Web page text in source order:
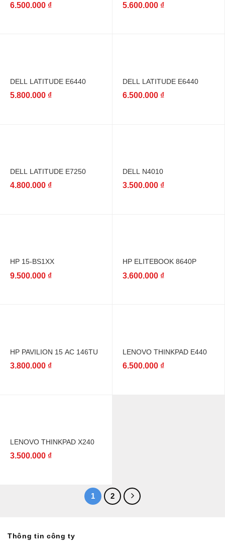
6.500.000 ₫ 5.600.000 ₫
DELL LATITUDE E6440
5.800.000 ₫
DELL LATITUDE E6440
6.500.000 ₫
DELL LATITUDE E7250
4.800.000 ₫
DELL N4010
3.500.000 ₫
HP 15-BS1XX
9.500.000 ₫
HP ELITEBOOK 8640P
3.600.000 ₫
HP PAVILION 15 AC 146TU
3.800.000 ₫
LENOVO THINKPAD E440
6.500.000 ₫
LENOVO THINKPAD X240
3.500.000 ₫
1 2
Thông tin công ty